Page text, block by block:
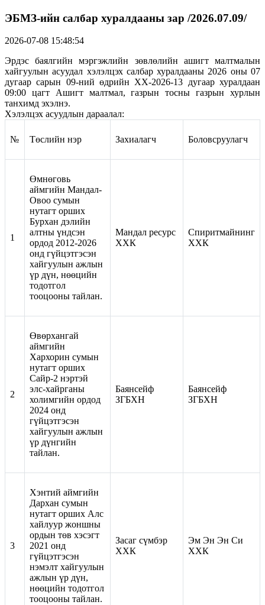
ЭБМЗ-ийн салбар хуралдааны зар /2026.07.09/
2026-07-08 15:48:54
Эрдэс баялгийн мэргэжлийн зөвлөлийн ашигт малтмалын
хайгуулын асуудал хэлэлцэх салбар хуралдааны 2026 оны 07
дугаар сарын 09-ний өдрийн ХХ-2026-13 дугаар хуралдаан
09:00 цагт Ашигт малтмал, газрын тосны газрын хурлын
танхимд эхэлнэ.
Хэлэлцэх асуудлын дараалал:
№ Төслийн нэр Захиалагч Боловсруулагч
1
Өмнөговь
аймгийн Мандал-
Овоо сумын
нутагт орших
Бурхан дэлийн
алтны үндсэн
ордод 2012-2026
онд гүйцэтгэсэн
хайгуулын ажлын
үр дүн, нөөцийн
тодотгол
тооцооны тайлан.
Мандал ресурс
ХХК
Спиритмайнинг
ХХК
2
Өвөрхангай
аймгийн
Хархорин сумын
нутагт орших
Сайр-2 нэртэй
элс-хайрганы
холимгийн ордод
2024 онд
гүйцэтгэсэн
хайгуулын ажлын
үр дүнгийн
тайлан.
Баянсейф
ЗГБХН
Баянсейф
ЗГБХН
3
Хэнтий аймгийн
Дархан сумын
нутагт орших Алс
хайлуур жоншны
ордын төв хэсэгт
2021 онд
гүйцэтгэсэн
нэмэлт хайгуулын
ажлын үр дүн,
нөөцийн тодотгол
тооцооны тайлан.
Засаг сүмбэр
ХХК
Эм Эн Эн Си
ХХК